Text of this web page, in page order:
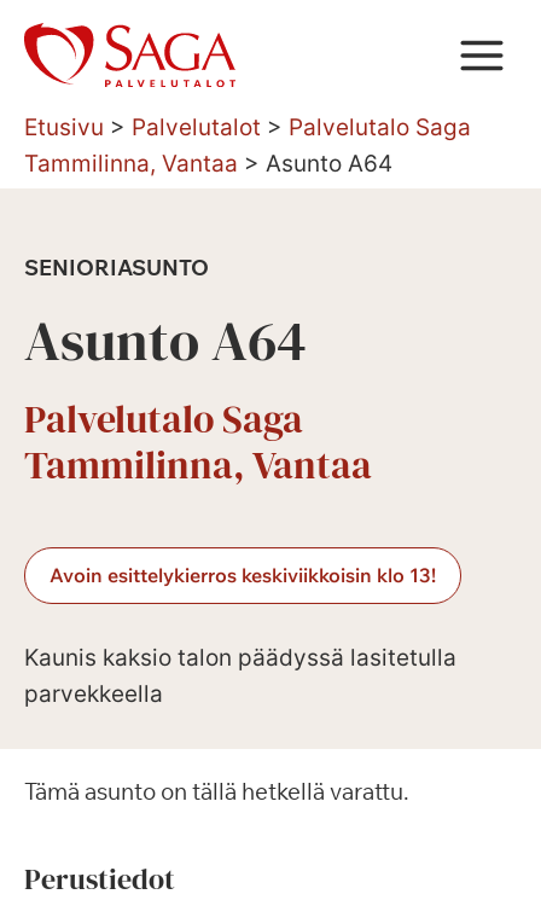
Siirry
sisältöön
Etusivu > Palvelutalot > Palvelutalo Saga
Tammilinna, Vantaa > Asunto A64
SENIORIASUNTO
Asunto A64
Palvelutalo Saga
Tammilinna, Vantaa
Avoin esittelykierros keskiviikkoisin klo 13!
Kaunis kaksio talon päädyssä lasitetulla
parvekkeella
Tämä asunto on tällä hetkellä varattu.
Perustiedot